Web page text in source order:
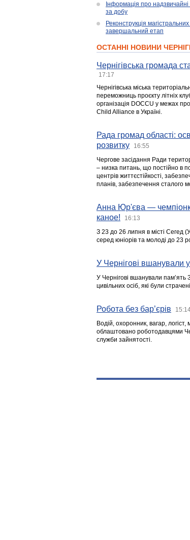
Інформація про надзвичайні
за добу
Реконструкція
завершальний етап
ОСТАННІ НОВИНИ
Чернігівська громада
17:17
Чернігівська міська
переможниць проєкту літніх
організація DOCCU у межах
Child Alliance в Україні.
Рада громад області:
розвитку
16:55
Чергове засідання Ради
– низка питань, що постійно в
центрів життєстійкості,
планів, забезпечення сталого
Анна Юр'єва —
каное!
16:13
З 23 до 26 липня в місті Сегед
серед юніорів та молоді до 23
У Чернігові вшанували
У Чернігові вшанували пам’ять
цивільних осіб, які були
Робота без бар’єрів
Водій, охоронник, вагар,
облаштовано роботодавцями
служби зайнятості.